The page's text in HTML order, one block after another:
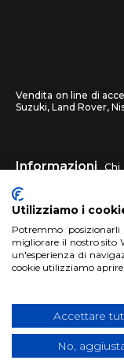
Vendita on line di
Suzuki, Land Rover,
Informazioni Chi
recessi
HM4X4 FAQ
Account Registrati
Copyright 2018 HM4X4
Cookies Policy
|
Utilizziamo i
Potremmo
migliorare il nostro sito
un'esperienza di
cookie utilizziamo
Accettare
No,